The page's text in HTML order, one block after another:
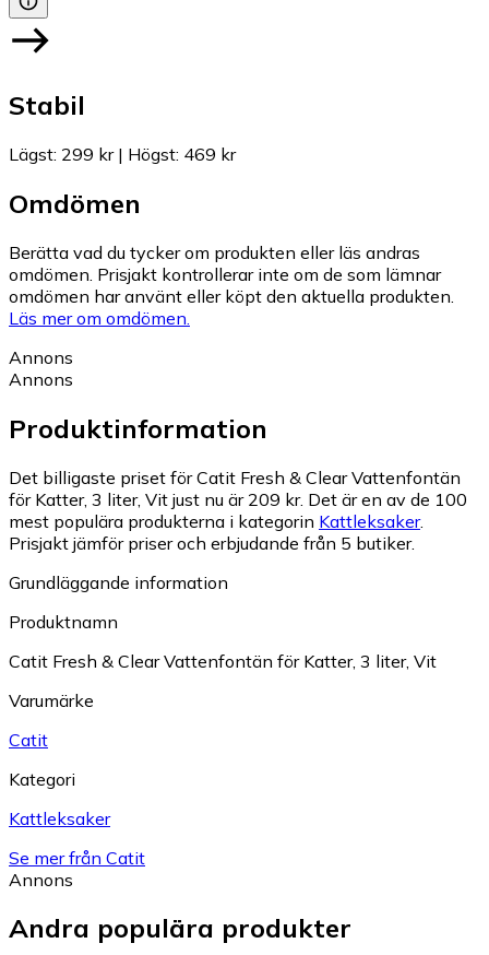
Stabil
Lägst: 299 kr| Högst: 469 kr
Omdömen
Berätta vad du tycker om produkten eller läs andras
omdömen. Prisjakt kontrollerar inte om de som lämnar
omdömen har använt eller köpt den aktuella produkten.
Läs mer om omdömen.
Annons
Annons
Produktinformation
Det billigaste priset för Catit Fresh & Clear Vattenfontän
för Katter, 3 liter, Vit just nu är 209 kr. Det är en av de 100
mest populära produkterna i kategorin Kattleksaker.
Prisjakt jämför priser och erbjudande från 5 butiker.
Grundläggande information
Produktnamn
Catit Fresh & Clear Vattenfontän för Katter, 3 liter, Vit
Varumärke
Catit
Kategori
Kattleksaker
Se mer från Catit
Annons
Andra populära produkter